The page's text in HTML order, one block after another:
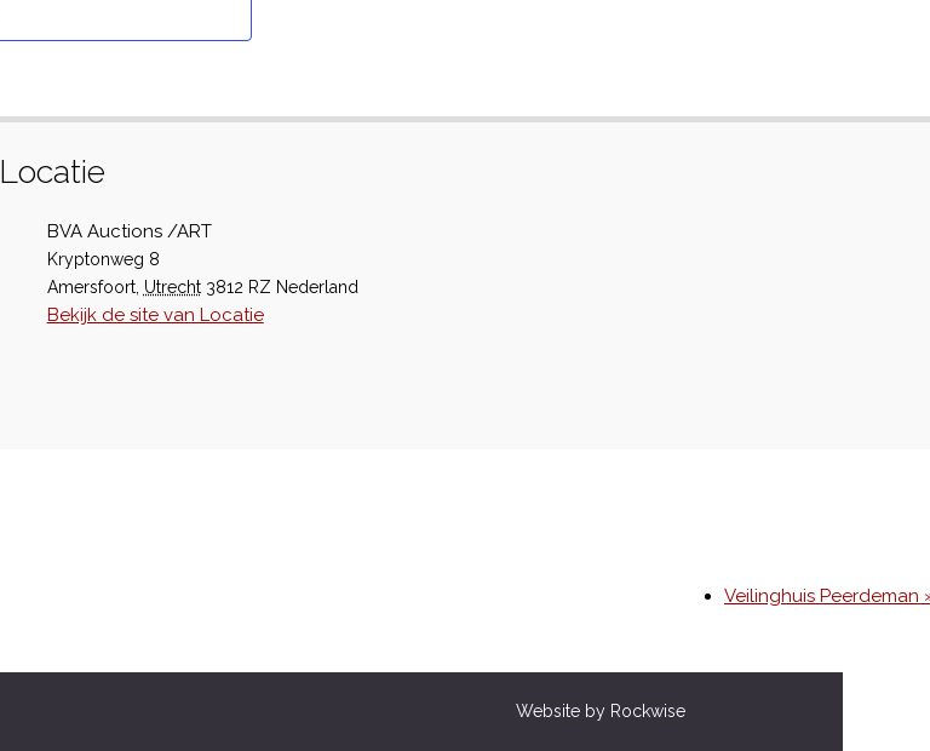
Locatie
BVA Auctions /ART
Kryptonweg 8
Amersfoort, Utrecht 3812 RZ Nederland
Bekijk de site van Locatie
Veilinghuis Peerdeman
Website by Rockwise